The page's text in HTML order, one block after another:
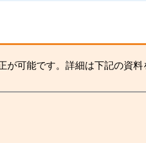
が可能です。詳細は下記の資料